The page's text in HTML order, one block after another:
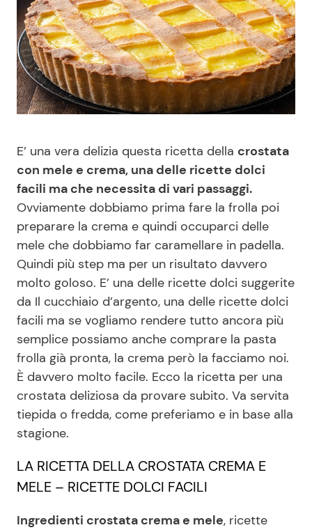
News Musica
News Spettacolo
Benessere
Moda e Style
Mondo Mamma
News benessere
Salute
Viaggi e Turismo
Festività
Cucina e Ricette
Dolci
Le Ricette in TV
Primi Piatti
Ricette Facili e Veloci
Ricette Feste
Ricette per Bambini
Seguici
Info
E’ una vera delizia questa ricetta della crostata
con mele e crema, una delle ricette dolci
facili ma che necessita di vari passaggi.
Ovviamente dobbiamo prima fare la frolla poi
preparare la crema e quindi occuparci delle
mele che dobbiamo far caramellare in padella.
Quindi più step ma per un risultato davvero
molto goloso. E’ una delle ricette dolci suggerite
da Il cucchiaio d’argento, una delle ricette dolci
facili ma se vogliamo rendere tutto ancora più
semplice possiamo anche comprare la pasta
frolla già pronta, la crema però la facciamo noi.
È davvero molto facile. Ecco la ricetta per una
crostata deliziosa da provare subito. Va servita
tiepida o fredda, come preferiamo e in base alla
stagione.
LA RICETTA DELLA CROSTATA CREMA E
MELE – RICETTE DOLCI FACILI
Ingredienti crostata crema e mele, ricette